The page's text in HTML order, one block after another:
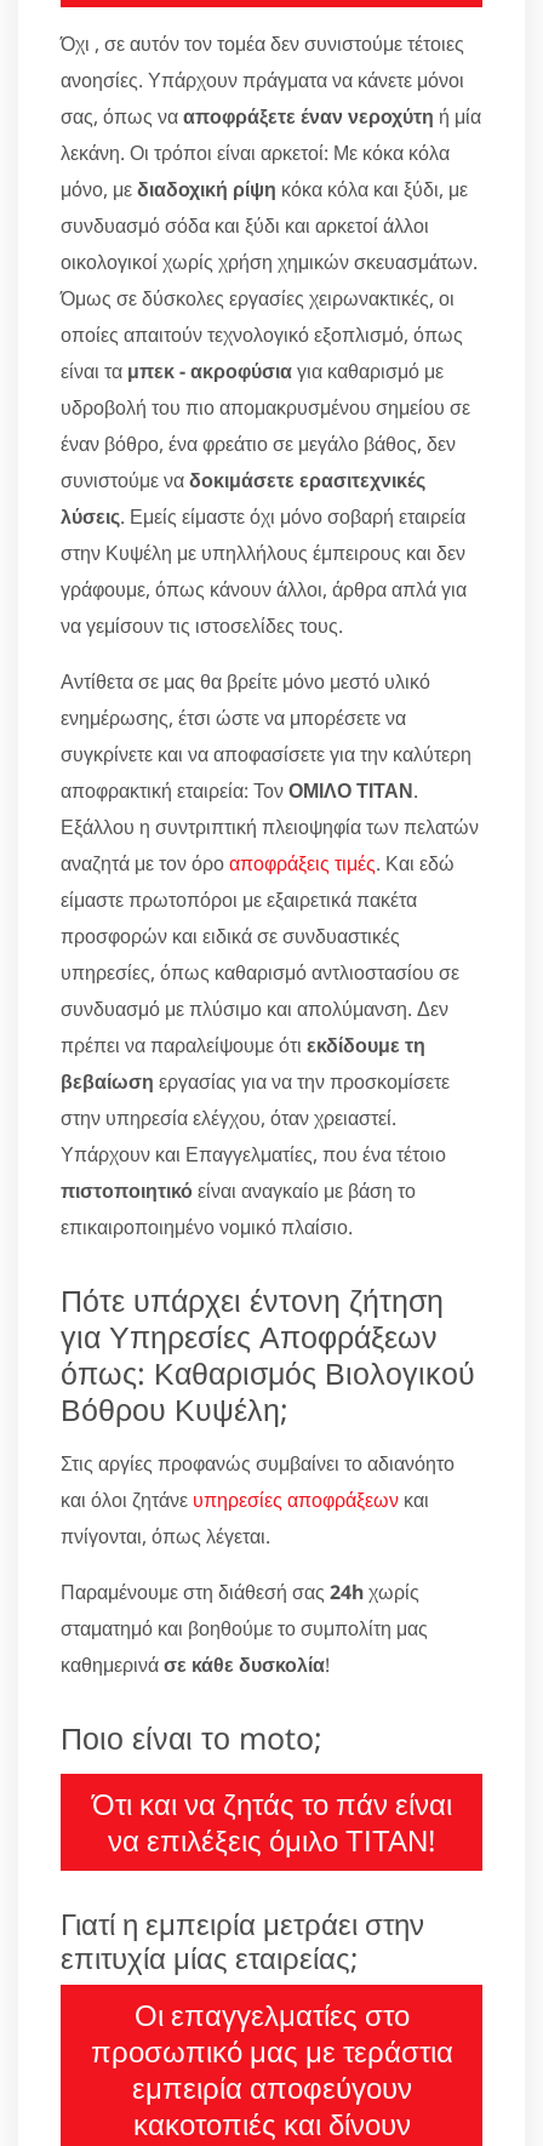
Όχι , σε αυτόν τον τομέα δεν συνιστούμε τέτοιες
ανοησίες. Υπάρχουν πράγματα να κάνετε μόνοι
σας, όπως νααποφράξετε έναν νεροχύτη ή μία
λεκάνη. Οι τρόποι είναι αρκετοί: Με κόκα κόλα
μόνο, μεδιαδοχική ρίψη κόκα κόλα και ξύδι, με
συνδυασμό σόδα και ξύδι και αρκετοί άλλοι
οικολογικοί χωρίς χρήση χημικών σκευασμάτων.
Όμως σε δύσκολες εργασίες χειρωνακτικές, οι
οποίες απαιτούν τεχνολογικό εξοπλισμό, όπως
είναι τα μπεκ - ακροφύσιαγια καθαρισμό με
υδροβολή του πιο απομακρυσμένου σημείου σε
έναν βόθρο, ένα φρεάτιο σε μεγάλο βάθος, δεν
συνιστούμε ναδοκιμάσετε ερασιτεχνικές
λύσεις. Εμείς είμαστε όχι μόνο σοβαρή εταιρεία
στην Κυψέλη με υπηλλήλους έμπειρους και δεν
γράφουμε, όπως κάνουν άλλοι, άρθρα απλά για
να γεμίσουν τις ιστοσελίδες τους.
Αντίθετα σε μας θα βρείτε μόνο μεστό υλικό
ενημέρωσης, έτσι ώστε να μπορέσετε να
συγκρίνετε και να αποφασίσετε για την καλύτερη
αποφρακτική εταιρεία: ΤονΟΜΙΛΟ ΤΙΤΑΝ.
Εξάλλου η συντριπτική πλειοψηφία των πελατών
αναζητά με τον όροαποφράξεις τιμές. Και εδώ
είμαστε πρωτοπόροι με εξαιρετικά πακέτα
προσφορών και ειδικά σε συνδυαστικές
υπηρεσίες, όπως καθαρισμό αντλιοστασίου σε
συνδυασμό με πλύσιμο και απολύμανση. Δεν
πρέπει να παραλείψουμε ότι εκδίδουμε τη
βεβαίωση εργασίας για να την προσκομίσετε
στην υπηρεσία ελέγχου, όταν χρειαστεί.
Υπάρχουν και Επαγγελματίες, που ένα τέτοιο
πιστοποιητικόείναι αναγκαίο με βάση το
επικαιροποιημένο νομικό πλαίσιο.
Πότε υπάρχει έντονη ζήτηση
για Υπηρεσίες Αποφράξεων
όπως: Καθαρισμός Βιολογικού
Βόθρου Κυψέλη;
Στις αργίες προφανώς συμβαίνει το αδιανόητο
και όλοι ζητάνε υπηρεσίες αποφράξεων και
πνίγονται, όπως λέγεται.
Παραμένουμε στη διάθεσή σας 24hχωρίς
σταματημό και βοηθούμε το συμπολίτη μας
καθημερινάσε κάθε δυσκολία!
Ποιο είναι το moto;
Ότι και να ζητάς το πάν είναι
να επιλέξεις όμιλο ΤΙΤΑΝ!
Γιατί η εμπειρία μετράει στην
επιτυχία μίας εταιρείας;
Οι επαγγελματίες στο
προσωπικό μας με τεράστια
εμπειρία αποφεύγουν
κακοτοπιές και δίνουν